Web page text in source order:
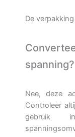
De
spanning?
Nee, deze
Controleer
gebruik